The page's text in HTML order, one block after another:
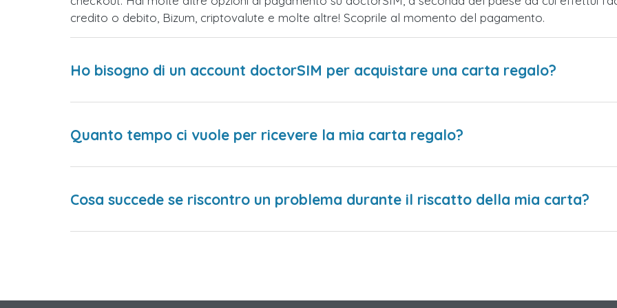
credito o debito, Bizum, criptovalute e molte altre! Scoprile al momento del pagamento.
Ho bisogno di un account doctorSIM per acquistare una carta regalo?
Quanto tempo ci vuole per ricevere la mia carta regalo?
Cosa succede se riscontro un problema durante il riscatto della mia carta?